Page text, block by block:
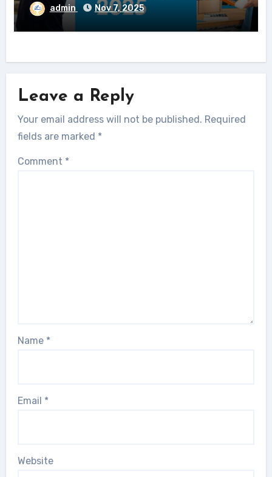
admin Nov 7, 2025
Leave a Reply
Your email address will not be published. Required
fields are marked *
Comment *
Name *
Email *
Website